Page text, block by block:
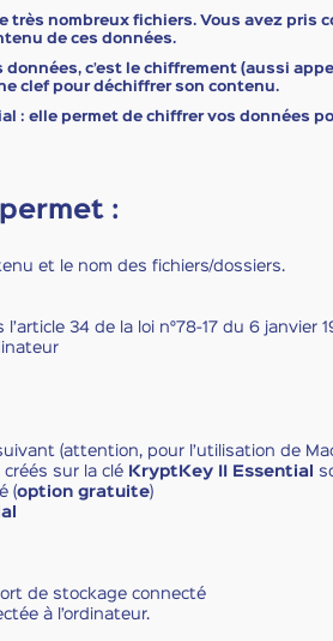
très nombreux fichiers. Vous avez pris
de ces données.
c’est le chiffrement (aussi
clef pour déchiffrer son contenu.
: elle permet de chiffrer vos données
:
et le nom des fichiers/dossiers.
34 de la loi n°78-17 du 6 janvier
(attention, pour l’utilisation de
sur la clé KryptKey II Essential
(option gratuite)
de stockage connecté
à l’ordinateur.